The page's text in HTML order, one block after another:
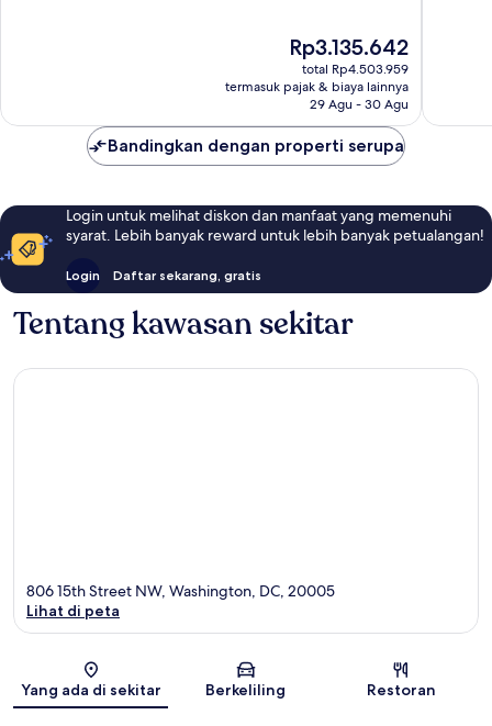
Harga
sekarang
Rp3.135.642
Rp3.135.642
total Rp4.503.959
termasuk pajak & biaya lainnya
29 Agu - 30 Agu
Bandingkan dengan properti serupa
Login untuk melihat diskon dan manfaat yang memenuhi
syarat. Lebih banyak reward untuk lebih banyak petualangan!
Login Daftar sekarang, gratis
Tentang kawasan sekitar
Peta
806 15th Street NW, Washington, DC, 20005
Lihat di peta
Yang ada di sekitar Berkeliling Restoran